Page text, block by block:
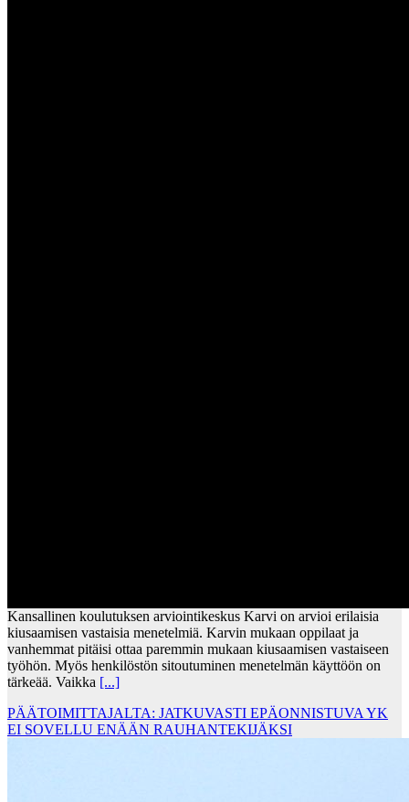
Kansallinen koulutuksen arviointikeskus Karvi on arvioi erilaisia
kiusaamisen vastaisia menetelmiä. Karvin mukaan oppilaat ja
vanhemmat pitäisi ottaa paremmin mukaan kiusaamisen vastaiseen
työhön. Myös henkilöstön sitoutuminen menetelmän käyttöön on
tärkeää. Vaikka [...]
PÄÄTOIMITTAJALTA: JATKUVASTI EPÄONNISTUVA YK
EI SOVELLU ENÄÄN RAUHANTEKIJÄKSI